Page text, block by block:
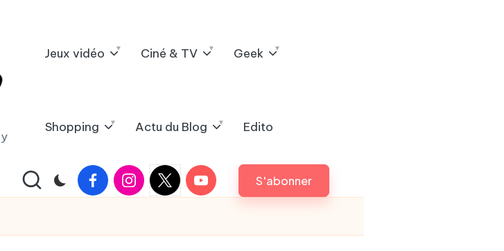
Jeux vidéo Ciné & TV Geek
Shopping Actu du Blog Edito
FacebookInstagram
X
|
Youtube S'abonner